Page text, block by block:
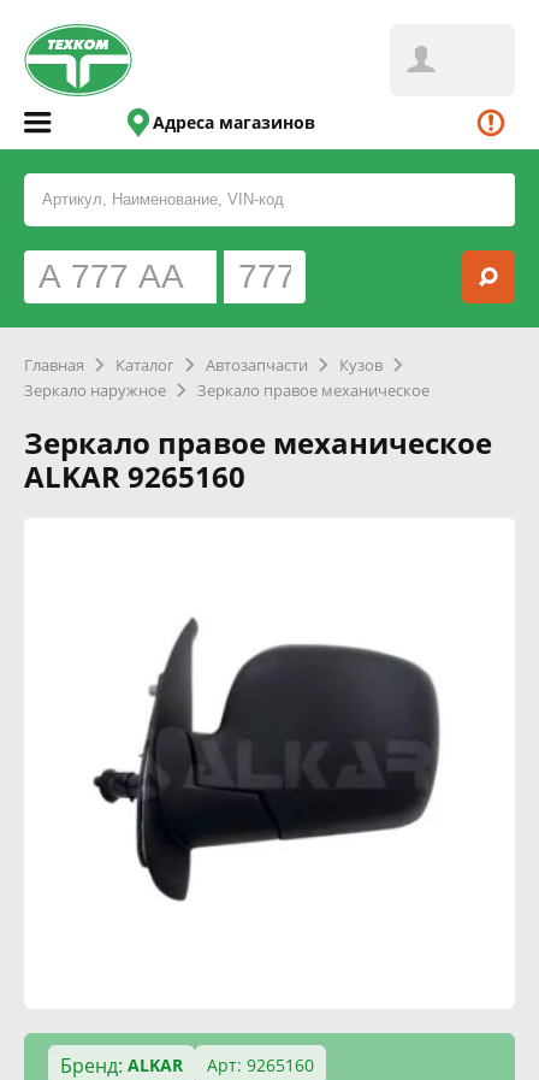
Адреса магазинов
Главная Каталог Автозапчасти
Кузов
Зеркало наружное
Зеркало правое механическое
Зеркало правое механическое
ALKAR 9265160
Бренд: ALKAR
Арт: 9265160